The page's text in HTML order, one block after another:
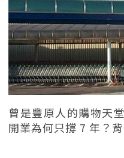
曾是豐原人的購物天
開業為何只撐 7 年？